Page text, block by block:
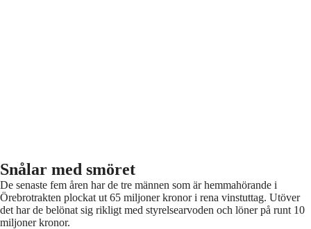
Snålar med smöret
De senaste fem åren har de tre männen som är hemmahörande i
Örebrotrakten plockat ut 65 miljoner kronor i rena vinstuttag. Utöver
det har de belönat sig rikligt med styrelsearvoden och löner på runt 10
miljoner kronor.